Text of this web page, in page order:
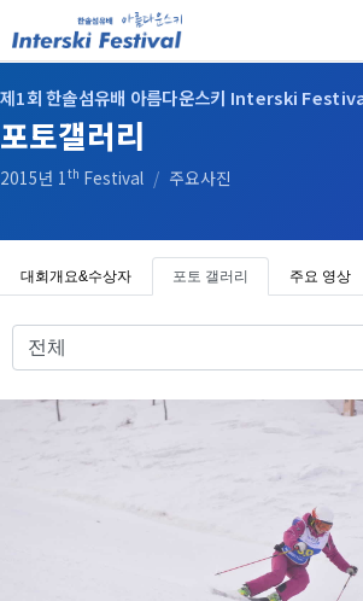
제1회 한솔섬유배 아름다운스키 Interski
포토갤러리
2015년 1th Festival / 주요사진
대회개요&수상자 포토 갤러리 주요 영상